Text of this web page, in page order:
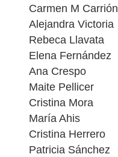
Carmen M Carrión
Alejandra Victoria
Rebeca Llavata
Elena Fernández
Ana Crespo
Maite Pellicer
Cristina Mora
María Ahis
Cristina Herrero
Patricia Sánchez